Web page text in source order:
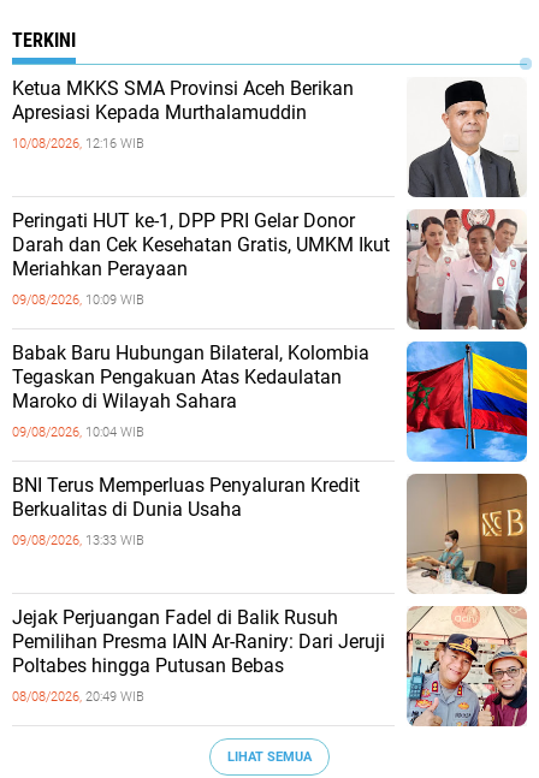
TERKINI
Ketua MKKS SMA Provinsi Aceh Berikan
Apresiasi Kepada Murthalamuddin
10/08/2026, 12:16 WIB
Peringati HUT ke-1, DPP PRI Gelar Donor
Darah dan Cek Kesehatan Gratis, UMKM Ikut
Meriahkan Perayaan
09/08/2026, 10:09 WIB
Babak Baru Hubungan Bilateral, Kolombia
Tegaskan Pengakuan Atas Kedaulatan
Maroko di Wilayah Sahara
09/08/2026, 10:04 WIB
BNI Terus Memperluas Penyaluran Kredit
Berkualitas di Dunia Usaha
09/08/2026, 13:33 WIB
Jejak Perjuangan Fadel di Balik Rusuh
Pemilihan Presma IAIN Ar-Raniry: Dari Jeruji
Poltabes hingga Putusan Bebas
08/08/2026, 20:49 WIB
LIHAT SEMUA